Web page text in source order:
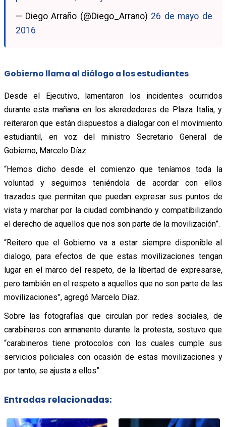
— Diego Arraño (@Diego_Arrano) 26 de mayo de
2016
Gobierno llama al diálogo a los estudiantes
Desde el Ejecutivo, lamentaron los incidentes ocurridos
durante esta mañana en los alerededores de Plaza Italia, y
reiteraron que están dispuestos a dialogar con el movimiento
estudiantil, en voz del ministro Secretario General de
Gobierno, Marcelo Díaz.
“Hemos dicho desde el comienzo que teníamos toda la
voluntad y seguimos teniéndola de acordar con ellos
trazados que permitan que puedan expresar sus puntos de
vista y marchar por la ciudad combinando y compatibilizando
el derecho de aquellos que nos son parte de la movilización”.
“Reitero que el Gobierno va a estar siempre disponible al
dialogo, para efectos de que estas movilizaciones tengan
lugar en el marco del respeto, de la libertad de expresarse,
pero también en el respeto a aquellos que no son parte de las
movilizaciones”, agregó Marcelo Díaz.
Sobre las fotografías que circulan por redes sociales, de
carabineros con armanento durante la protesta, sostuvo que
“carabineros tiene protocolos con los cuales cumple sus
servicios policiales con ocasión de estas movilizaciones y
por tanto, se ajusta a ellos”.
Entradas relacionadas: